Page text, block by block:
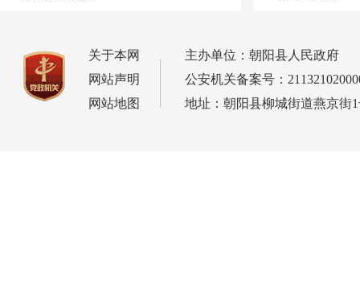
关于本网
网站声明
网站地图
主办单位：朝阳县人民政府
公安机关备案号：
地址：朝阳县柳城街道燕京街